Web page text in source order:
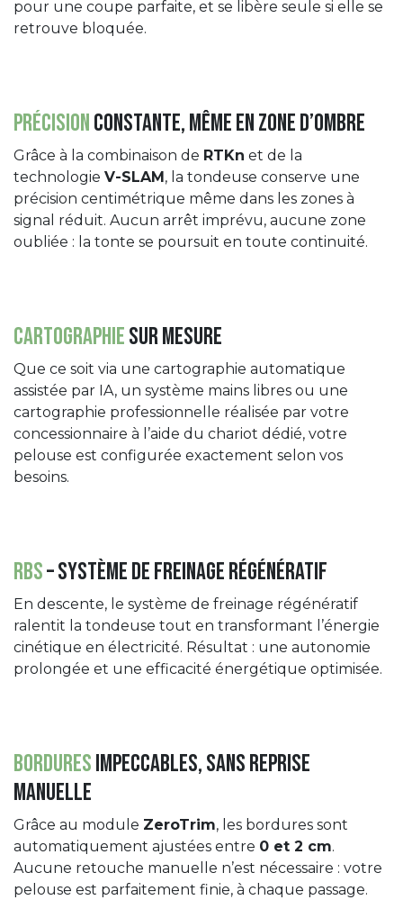
pour une coupe parfaite, et se libère seule si elle se
retrouve bloquée.
Précisionconstante, même en zone d’ombre
Grâce à la combinaison de RTKn et de la
technologie V-SLAM , la tondeuse conserve une
précision centimétrique même dans les zones à
signal réduit. Aucun arrêt imprévu, aucune zone
oubliée : la tonte se poursuit en toute continuité.
Cartographiesur mesure
Que ce soit via une cartographie automatique
assistée par IA, un système mains libres ou une
cartographie professionnelle réalisée par votre
concessionnaire à l’aide du chariot dédié, votre
pelouse est configurée exactement selon vos
besoins.
RBS– Système de freinage régénératif
En descente, le système de freinage régénératif
ralentit la tondeuse tout en transformant l’énergie
cinétique en électricité. Résultat : une autonomie
prolongée et une efficacité énergétique optimisée.
Borduresimpeccables, sans reprise
manuelle
Grâce au module ZeroTrim, les bordures sont
automatiquement ajustées entre 0 et 2 cm.
Aucune retouche manuelle n’est nécessaire : votre
pelouse est parfaitement finie, à chaque passage.